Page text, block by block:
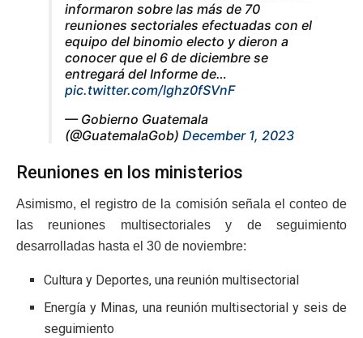
informaron sobre las más de 70
reuniones sectoriales efectuadas con el
equipo del binomio electo y dieron a
conocer que el 6 de diciembre se
entregará del Informe de…
pic.twitter.com/lghz0fSVnF
— Gobierno Guatemala
(@GuatemalaGob) December 1, 2023
Reuniones en los ministerios
Asimismo, el registro de la comisión señala el conteo de
las reuniones multisectoriales y de seguimiento
desarrolladas hasta el 30 de noviembre:
Cultura y Deportes, una reunión multisectorial
Energía y Minas, una reunión multisectorial y seis de
seguimiento